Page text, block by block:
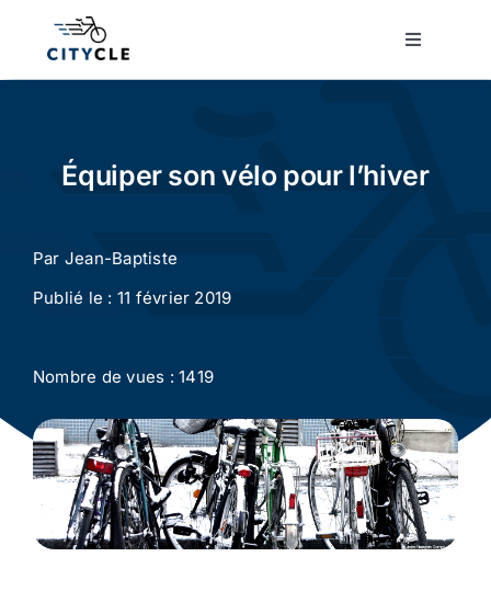
Toggle
Cyclisme urbain
Conseils
Actualité
Ecologie
Équiper son vélo pour l’hiver
Par Jean-Baptiste
Publié le : 11 février 2019
Nombre de vues : 1419